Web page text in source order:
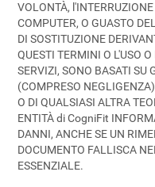
VOLONTÀ,
COMPUTER, O GUASTO
DI SOSTITUZIONE
QUESTI TERMINI O L'USO
SERVIZI, SONO BASATI SU
(COMPRESO
O DI QUALSIASI ALTRA
ENTITÀ di CogniFit
DANNI, ANCHE SE UN
DOCUMENTO FALLISCA
ESSENZIALE.